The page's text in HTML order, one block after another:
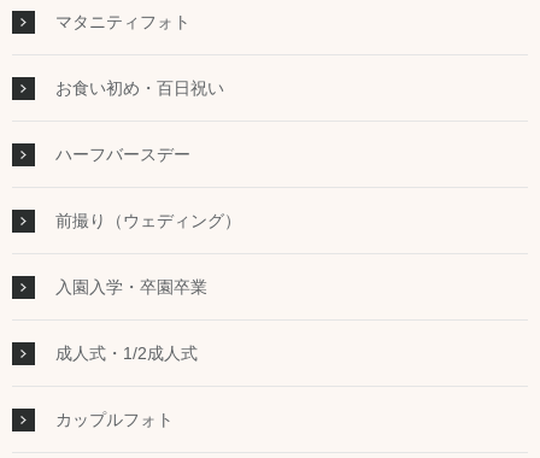
マタニティフォト
お食い初め・百日祝い
ハーフバースデー
前撮り（ウェディング）
入園入学・卒園卒業
成人式・1/2成人式
カップルフォト